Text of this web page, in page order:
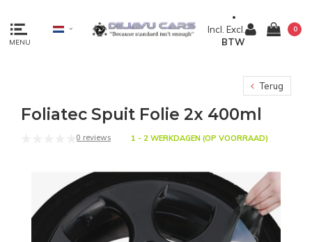
MENU
Incl. Excl.
BTW
0
Terug
Foliatec Spuit Folie 2x 400ml
0 reviews 1 - 2 WERKDAGEN (OP VOORRAAD)